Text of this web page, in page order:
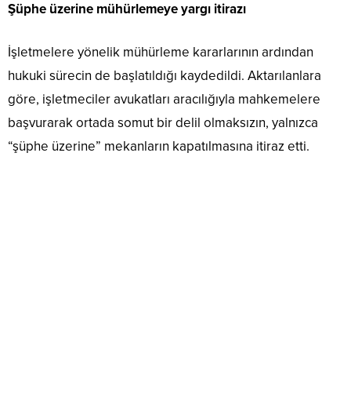
Şüphe üzerine mühürlemeye yargı itirazı
İşletmelere yönelik mühürleme kararlarının ardından
hukuki sürecin de başlatıldığı kaydedildi. Aktarılanlara
göre, işletmeciler avukatları aracılığıyla mahkemelere
başvurarak ortada somut bir delil olmaksızın, yalnızca
“şüphe üzerine” mekanların kapatılmasına itiraz etti.